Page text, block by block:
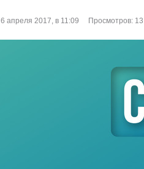
6 апреля 2017, в 11:09 Просмотров: